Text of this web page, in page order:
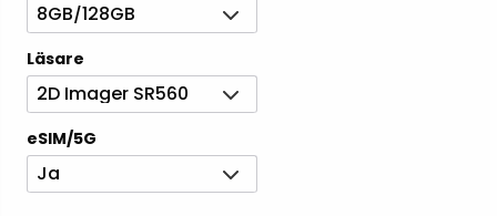
8GB/128GB
Läsare
2D Imager SR560
eSIM/5G
Ja